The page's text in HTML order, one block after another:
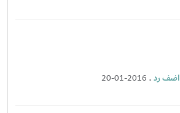
اضف رد.
20-01-2016